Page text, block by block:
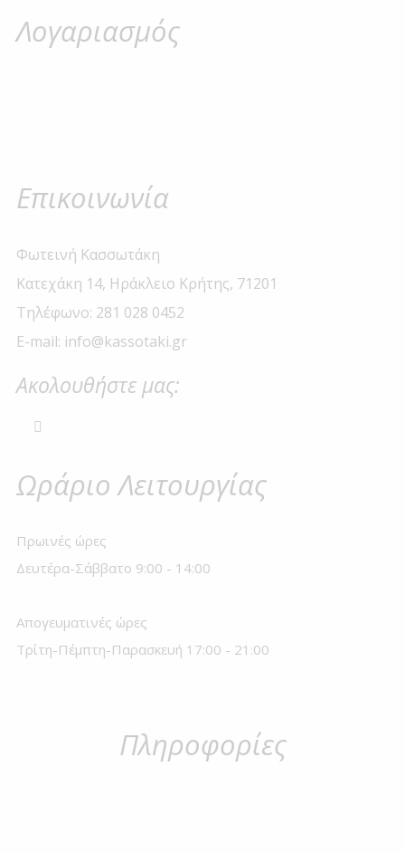
Λογαριασμός
Επικοινωνία
Φωτεινή Κασσωτάκη
Κατεχάκη 14, Ηράκλειο Κρήτης, 71201
Τηλέφωνο: 281 028 0452
E-mail: info@kassotaki.gr
Ακολουθήστε μας:
Ωράριο Λειτουργίας
Πρωινές ώρες
Δευτέρα-Σάββατο 9:00 - 14:00
Απογευματινές ώρες
Τρίτη-Πέμπτη-Παρασκευή 17:00 - 21:00
Πληροφορίες